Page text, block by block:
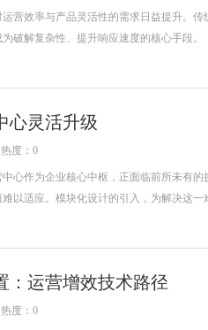
效率与产品灵活性的需求日益提升。传
为破解复杂性、提升响应速度的核心手
心灵活升级
度：0
作为企业核心中枢，正面临前所未有的
以适应。模块化设计的引入，为解决这
：运营增效技术路径
度：0